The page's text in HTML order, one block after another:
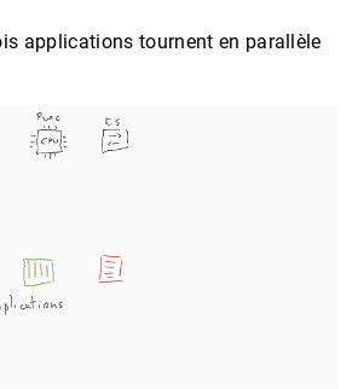
applications tournent en parallèle